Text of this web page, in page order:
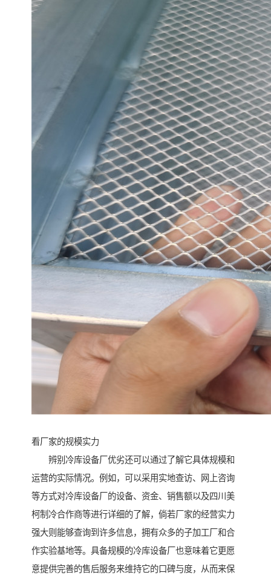
看厂家的规模实力
辨别冷库设备厂优劣还可以通过了解它具体规模和
运营的实际情况。例如，可以采用实地查访、网上咨询
等方式对冷库设备厂的设备、资金、销售额以及四川美
柯制冷合作商等进行详细的了解，倘若厂家的经营实力
强大则能够查询到许多信息，拥有众多的子加工厂和合
作实验基地等。具备规模的冷库设备厂也意味着它更愿
意提供完善的售后服务来维持它的口碑与度，从而来保